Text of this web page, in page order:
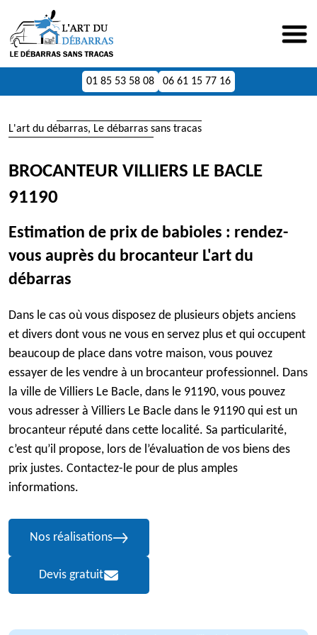
01 85 53 58 08 06 61 15 77 16
L'art du débarras, Le débarras sans tracas
BROCANTEUR VILLIERS LE BACLE
91190
Estimation de prix de babioles : rendez-
vous auprès du brocanteur L'art du
débarras
Dans le cas où vous disposez de plusieurs objets anciens
et divers dont vous ne vous en servez plus et qui occupent
beaucoup de place dans votre maison, vous pouvez
essayer de les vendre à un brocanteur professionnel. Dans
la ville de Villiers Le Bacle, dans le 91190, vous pouvez
vous adresser à Villiers Le Bacle dans le 91190 qui est un
brocanteur réputé dans cette localité. Sa particularité,
c’est qu’il propose, lors de l’évaluation de vos biens des
prix justes. Contactez-le pour de plus amples
informations.
Nos réalisations
Devis gratuit